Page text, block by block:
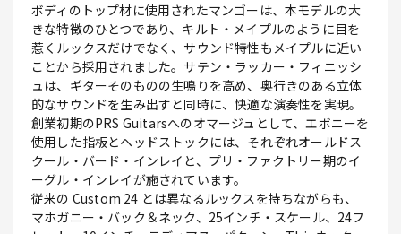
ボディのトップ材に使用されたマンゴーは、本モデルの大
きな特徴のひとつであり、キルト・メイプルのように目を
惹くルックスだけでなく、サウンド特性もメイプルに近い
ことから採用されました。サテン・ラッカー・フィニッシ
ュは、ギターそのものの生鳴りを高め、奥行きのある立体
的なサウンドを生み出すと同時に、快適な演奏性を実現。
創業初期のPRS Guitarsへのオマージュとして、エボニーを
使用した指板とヘッドストックには、それぞれオールドス
クール・バード・インレイと、プリ・ファクトリー期のイ
ーグル・インレイが施されています。
従来の Custom 24 とは異なるルックスを持ちながらも、
マホガニー・バック＆ネック、25インチ・スケール、24フ